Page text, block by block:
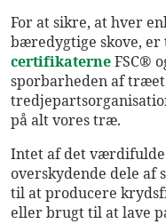
For at sikre, at hver
bæredygtige skove,
certifikaterneFSC®
sporbarheden af
på alt vores træ.
Intet af det
overskydende dele af
til at producere
eller brugt til at lave